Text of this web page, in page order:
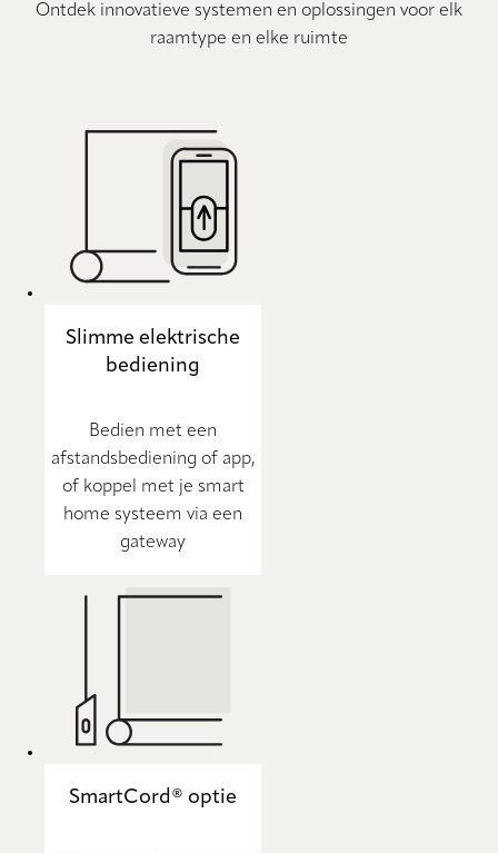
Ontdek innovatieve systemen en oplossingen voor elk
raamtype en elke ruimte
Slimme elektrische
bediening
Bedien met een
afstandsbediening of app,
of koppel met je smart
home systeem via een
gateway
SmartCord® optie